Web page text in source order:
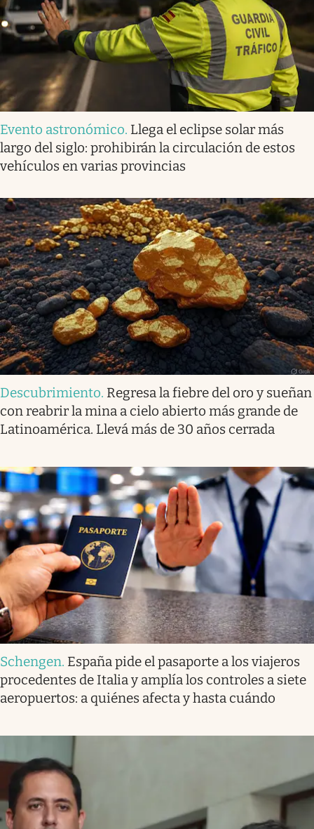
Evento astronómico. Llega el eclipse solar más
largo del siglo: prohibirán la circulación de estos
vehículos en varias provincias
Descubrimiento. Regresa la fiebre del oro y sueñan
con reabrir la mina a cielo abierto más grande de
Latinoamérica. Llevá más de 30 años cerrada
Schengen. España pide el pasaporte a los viajeros
procedentes de Italia y amplía los controles a siete
aeropuertos: a quiénes afecta y hasta cuándo